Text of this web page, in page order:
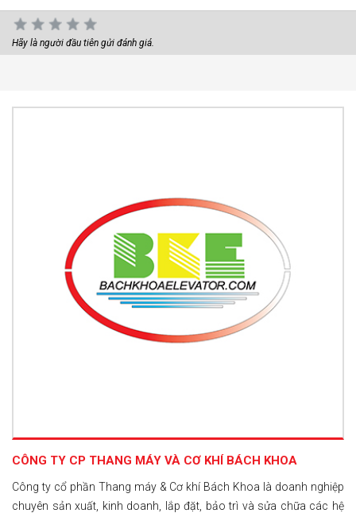
Hãy là người đầu tiên gửi đánh giá.
CÔNG TY CP THANG MÁY VÀ CƠ KHÍ BÁCH KHOA
Công ty cổ phần Thang máy & Cơ khí Bách Khoa là doanh nghiệp
chuyên sản xuất, kinh doanh, lắp đặt, bảo trì và sửa chữa các hệ